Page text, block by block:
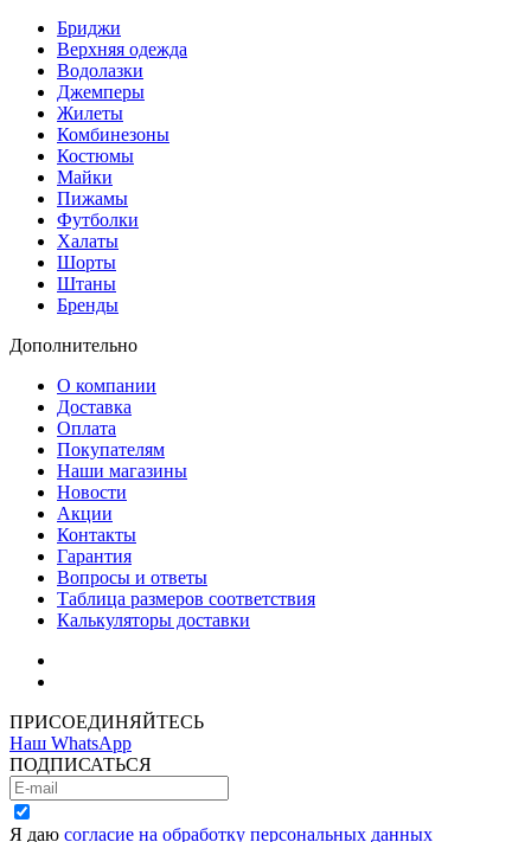
Бриджи
Верхняя одежда
Водолазки
Джемперы
Жилеты
Комбинезоны
Костюмы
Майки
Пижамы
Футболки
Халаты
Шорты
Штаны
Бренды
Дополнительно
О компании
Доставка
Оплата
Покупателям
Наши магазины
Новости
Акции
Контакты
Гарантия
Вопросы и ответы
Таблица размеров соответствия
Калькуляторы доставки
ПРИСОЕДИНЯЙТЕСЬ
Наш WhatsApp
ПОДПИСАТЬСЯ
Я даю согласие на обработку персональных данных